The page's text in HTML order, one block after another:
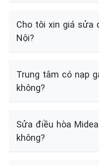
Cho tôi xin giá sửa
Nội?
Trung tâm có nạp
không?
Sửa điều hòa
không?